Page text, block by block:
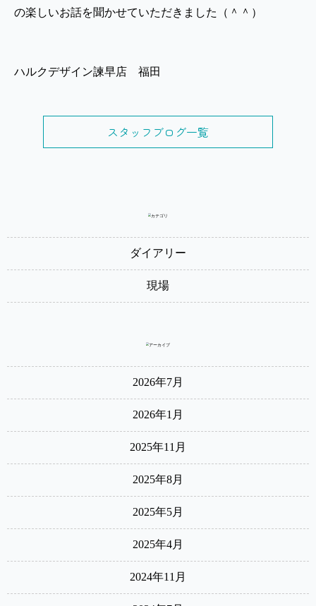
の楽しいお話を聞かせていただきました（＾＾）
ハルクデザイン諫早店 福田
スタッフブログ一覧
ダイアリー
現場
2026年7月
2026年1月
2025年11月
2025年8月
2025年5月
2025年4月
2024年11月